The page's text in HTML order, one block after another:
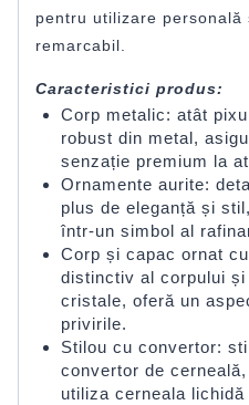
pentru utilizare personală
remarcabil.
Caracteristici produs:
Corp metalic: atât
robust din metal,
senzație premium la
Ornamente aurite:
plus de eleganță și
într-un simbol al
Corp și capac ornat
distinctiv al corpului
cristale, oferă un
privirile.
Stilou cu convertor:
convertor de
utiliza cerneala lichidă